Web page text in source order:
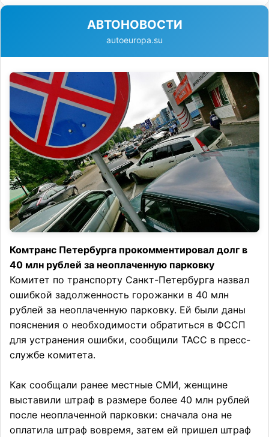
АВТОНОВОСТИ
autoeuropa.su
Комтранс Петербурга прокомментировал долг в
40 млн рублей за неоплаченную парковку
Комитет по транспорту Санкт-Петербурга назвал
ошибкой задолженность горожанки в 40 млн
рублей за неоплаченную парковку. Ей были даны
пояснения о необходимости обратиться в ФССП
для устранения ошибки, сообщили ТАСС в пресс-
службе комитета.
Как сообщали ранее местные СМИ, женщине
выставили штраф в размере более 40 млн рублей
после неоплаченной парковки: сначала она не
оплатила штраф вовремя, затем ей пришел штраф